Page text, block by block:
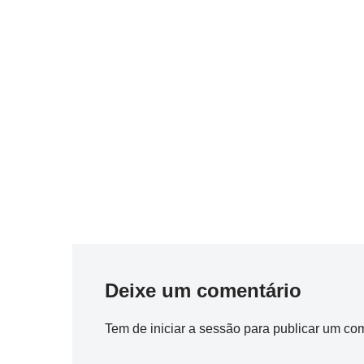
Deixe um comentário
Tem de iniciar a sessão para publicar um